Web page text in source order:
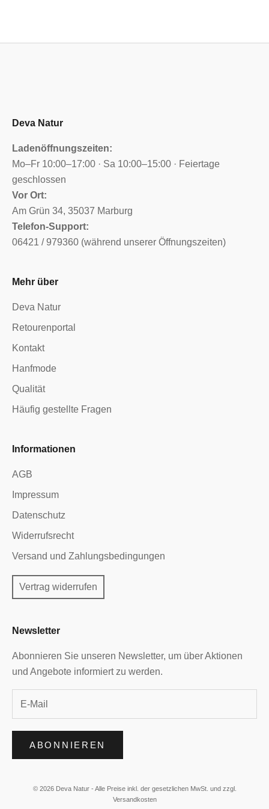
Deva Natur
Ladenöffnungszeiten:
Mo–Fr 10:00–17:00 · Sa 10:00–15:00 · Feiertage
geschlossen
Vor Ort:
Am Grün 34, 35037 Marburg
Telefon-Support:
06421 / 979360 (während unserer Öffnungszeiten)
Mehr über
Deva Natur
Retourenportal
Kontakt
Hanfmode
Qualität
Häufig gestellte Fragen
Informationen
AGB
Impressum
Datenschutz
Widerrufsrecht
Versand und Zahlungsbedingungen
Vertrag widerrufen
Newsletter
Abonnieren Sie unseren Newsletter, um über Aktionen
und Angebote informiert zu werden.
ABONNIEREN
© 2026 Deva Natur - Alle Preise inkl. der gesetzlichen MwSt. und zzgl.
Versandkosten